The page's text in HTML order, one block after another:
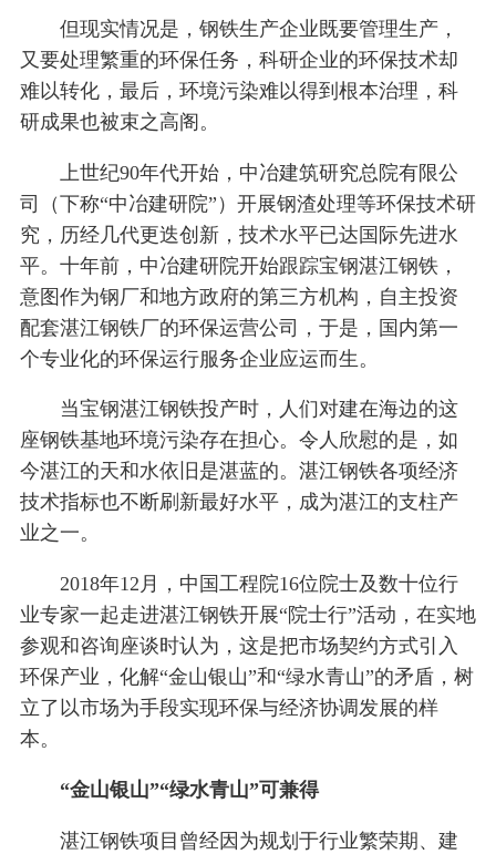
但现实情况是，钢铁生产企业既要管理生产，
又要处理繁重的环保任务，科研企业的环保技术却
难以转化，最后，环境污染难以得到根本治理，科
研成果也被束之高阁。
上世纪90年代开始，中冶建筑研究总院有限公
司（下称“中冶建研院”）开展钢渣处理等环保技术研
究，历经几代更迭创新，技术水平已达国际先进水
平。十年前，中冶建研院开始跟踪宝钢湛江钢铁，
意图作为钢厂和地方政府的第三方机构，自主投资
配套湛江钢铁厂的环保运营公司，于是，国内第一
个专业化的环保运行服务企业应运而生。
当宝钢湛江钢铁投产时，人们对建在海边的这
座钢铁基地环境污染存在担心。令人欣慰的是，如
今湛江的天和水依旧是湛蓝的。湛江钢铁各项经济
技术指标也不断刷新最好水平，成为湛江的支柱产
业之一。
2018年12月，中国工程院16位院士及数十位行
业专家一起走进湛江钢铁开展“院士行”活动，在实地
参观和咨询座谈时认为，这是把市场契约方式引入
环保产业，化解“金山银山”和“绿水青山”的矛盾，树
立了以市场为手段实现环保与经济协调发展的样
本。
“金山银山”“绿水青山”可兼得
湛江钢铁项目曾经因为规划于行业繁荣期、建